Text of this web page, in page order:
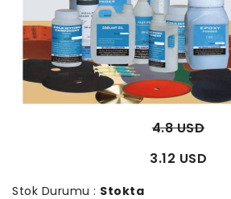
4.8 USD
3.12 USD
Stok Durumu : Stokta